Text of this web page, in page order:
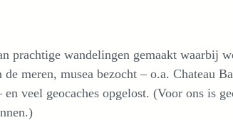
prachtige wandelingen gemaakt waarbij
meren, musea bezocht – o.a. Chateau
veel geocaches opgelost. (Voor ons is